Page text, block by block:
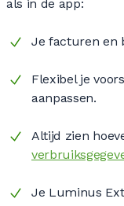
als in de app:
Je facturen en
Flexibel je
aanpassen.
Altijd zien
Je Luminus